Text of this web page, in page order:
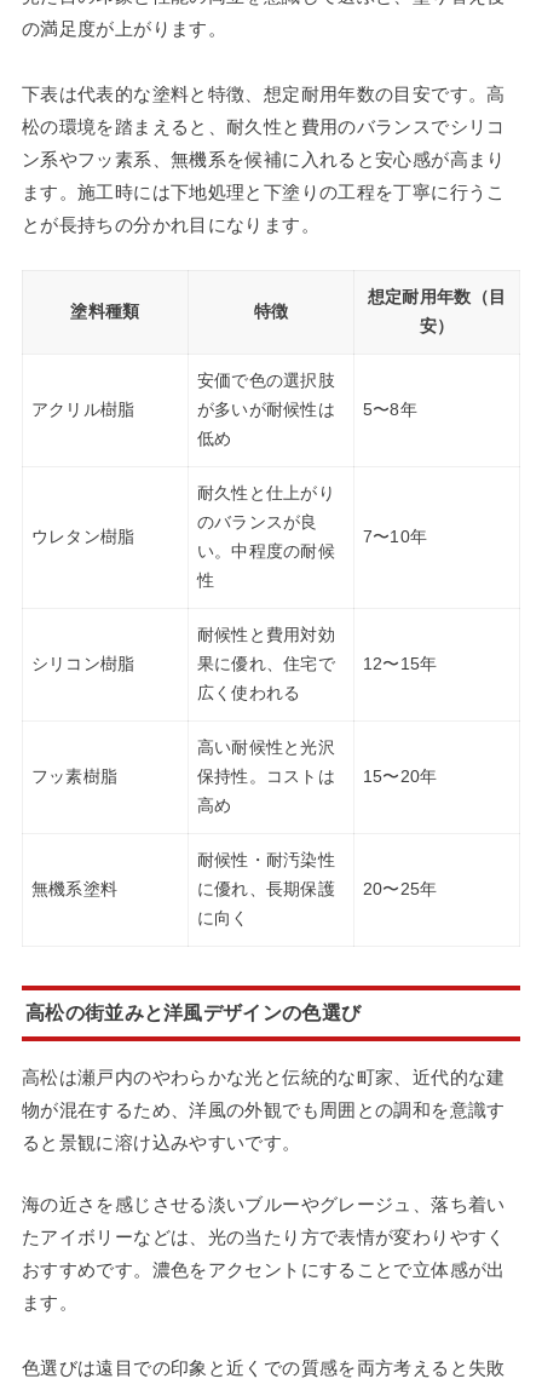
の満足度が上がります。
下表は代表的な塗料と特徴、想定耐用年数の目安です。高
松の環境を踏まえると、耐久性と費用のバランスでシリコ
ン系やフッ素系、無機系を候補に入れると安心感が高まり
ます。施工時には下地処理と下塗りの工程を丁寧に行うこ
とが長持ちの分かれ目になります。
塗料種類 特徴
想定耐用年数（目
安）
アクリル樹脂
安価で色の選択肢
が多いが耐候性は
低め
5〜8年
ウレタン樹脂
耐久性と仕上がり
のバランスが良
い。中程度の耐候
性
7〜10年
シリコン樹脂
耐候性と費用対効
果に優れ、住宅で
広く使われる
12〜15年
フッ素樹脂
高い耐候性と光沢
保持性。コストは
高め
15〜20年
無機系塗料
耐候性・耐汚染性
に優れ、長期保護
に向く
20〜25年
高松の街並みと洋風デザインの色選び
高松は瀬戸内のやわらかな光と伝統的な町家、近代的な建
物が混在するため、洋風の外観でも周囲との調和を意識す
ると景観に溶け込みやすいです。
海の近さを感じさせる淡いブルーやグレージュ、落ち着い
たアイボリーなどは、光の当たり方で表情が変わりやすく
おすすめです。濃色をアクセントにすることで立体感が出
ます。
色選びは遠目での印象と近くでの質感を両方考えると失敗